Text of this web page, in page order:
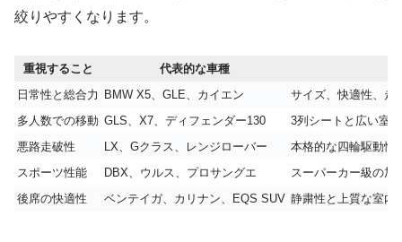
絞りやすくなります。
重視すること 代表的な車種
日常性と総合力 BMW X5、GLE、カイエン
サイズ、快適性、走
多人数での移動 GLS、X7、ディフェンダー130
3列シートと広い室
悪路走破性
LX、Gクラス、レンジローバー
本格的な四輪駆動性
スポーツ性能
DBX、ウルス、プロサングエ
スーパーカー級の加
後席の快適性
ベンテイガ、カリナン、EQS SUV 静粛性と上質な室内